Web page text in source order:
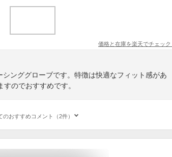
価格と在庫を楽天でチェック
ンググローブです。特徴は快適なフィット感があ
のでおすすめです。
のおすすめコメント（2件）